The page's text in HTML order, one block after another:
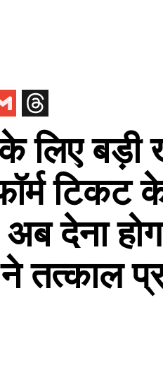
लिए बड़ी
टिकट
देना
ने तत्काल